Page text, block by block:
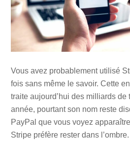
Vous avez probablement utilisé
fois sans même le savoir. Cette
traite aujourd’hui des milliards
année, pourtant son nom reste
PayPal que vous voyez
Stripe préfère rester dans